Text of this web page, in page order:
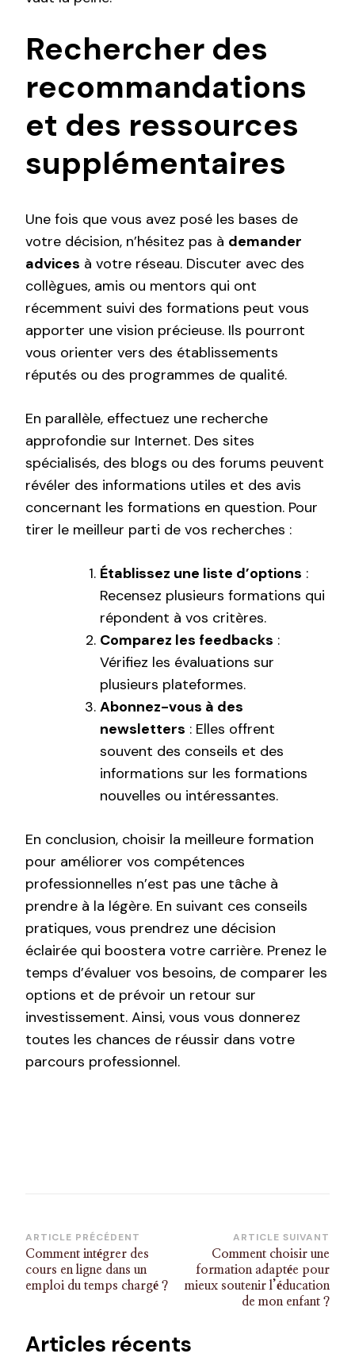
Rechercher des
recommandations
et des ressources
supplémentaires
Une fois que vous avez posé les bases de
votre décision, n’hésitez pas à demander
advices à votre réseau. Discuter avec des
collègues, amis ou mentors qui ont
récemment suivi des formations peut vous
apporter une vision précieuse. Ils pourront
vous orienter vers des établissements
réputés ou des programmes de qualité.
En parallèle, effectuez une recherche
approfondie sur Internet. Des sites
spécialisés, des blogs ou des forums peuvent
révéler des informations utiles et des avis
concernant les formations en question. Pour
tirer le meilleur parti de vos recherches :
Établissez une liste d’options :
Recensez plusieurs formations qui
répondent à vos critères.
Comparez les feedbacks :
Vérifiez les évaluations sur
plusieurs plateformes.
Abonnez-vous à des
newsletters : Elles offrent
souvent des conseils et des
informations sur les formations
nouvelles ou intéressantes.
En conclusion, choisir la meilleure formation
pour améliorer vos compétences
professionnelles n’est pas une tâche à
prendre à la légère. En suivant ces conseils
pratiques, vous prendrez une décision
éclairée qui boostera votre carrière. Prenez le
temps d’évaluer vos besoins, de comparer les
options et de prévoir un retour sur
investissement. Ainsi, vous vous donnerez
toutes les chances de réussir dans votre
parcours professionnel.
Navigation
d’article
ARTICLE PRÉCÉDENT
Comment intégrer des
cours en ligne dans un
emploi du temps chargé ?
ARTICLE SUIVANT
Comment choisir une
formation adaptée pour
mieux soutenir l’éducation
de mon enfant ?
Articles récents